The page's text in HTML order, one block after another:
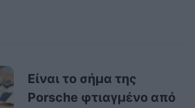
Είναι το σήμα της
Porsche φτιαγμένο από